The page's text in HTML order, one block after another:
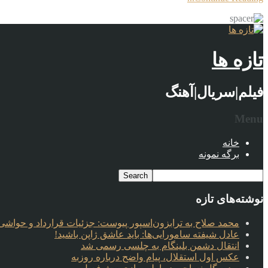
تازه ها
فیلم|سریال|آهنگ
Menu
خانه
برگه نمونه
نوشته‌های تازه
محمد صلاح به ترابزون‌اسپور پیوست: جزئیات قرارداد و حواشی
عادل شیفته سامورایی‌ها: باید عاشق ژاپن باشید!
انتقال دشمن بلینگام به چلسی رسمی شد
عکس اول استقلال، پیام واضح درباره روزبه